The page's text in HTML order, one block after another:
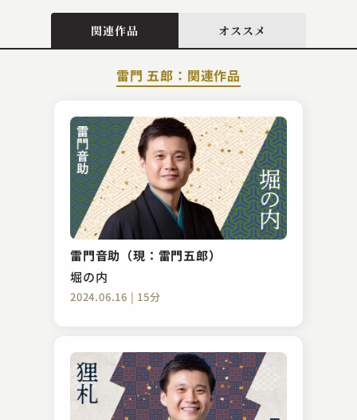
関連作品 オススメ
雷門 五郎：関連作品
雷門音助（現：雷門五郎）
堀の内
2024.06.16 | 15分
吉原 朝馬
詐欺に勝つ(喝！)
2023.02.23 | 16分